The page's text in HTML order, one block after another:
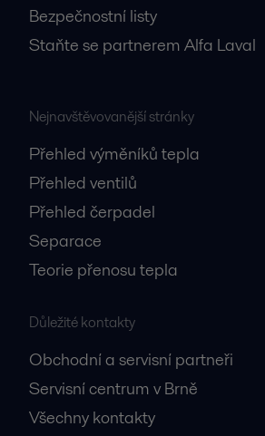
Bezpečnostní listy
Staňte se partnerem Alfa Laval
Nejnavštěvovanější stránky
Přehled výměníků tepla
Přehled ventilů
Přehled čerpadel
Separace
Teorie přenosu tepla
Důležité kontakty
Obchodní a servisní partneři
Servisní centrum v Brně
Všechny kontakty